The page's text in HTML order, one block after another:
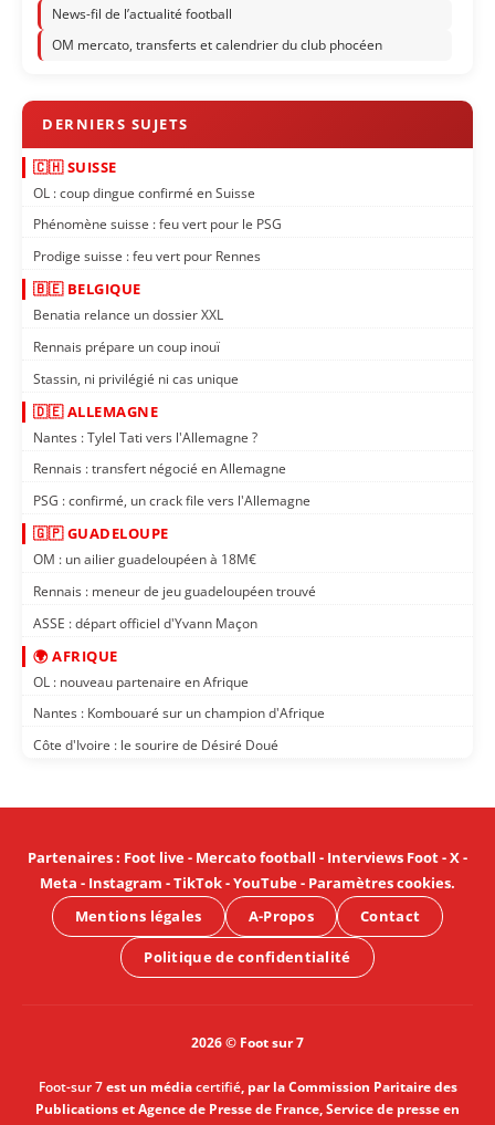
News-fil de l’actualité football
OM mercato, transferts et calendrier du club phocéen
🇨🇭 SUISSE
OL : coup dingue confirmé en Suisse
Phénomène suisse : feu vert pour le PSG
Prodige suisse : feu vert pour Rennes
🇧🇪 BELGIQUE
Benatia relance un dossier XXL
Rennais prépare un coup inouï
Stassin, ni privilégié ni cas unique
🇩🇪 ALLEMAGNE
Nantes : Tylel Tati vers l'Allemagne ?
Rennais : transfert négocié en Allemagne
PSG : confirmé, un crack file vers l'Allemagne
🇬🇵 GUADELOUPE
OM : un ailier guadeloupéen à 18M€
Rennais : meneur de jeu guadeloupéen trouvé
ASSE : départ officiel d'Yvann Maçon
🌍 AFRIQUE
OL : nouveau partenaire en Afrique
Nantes : Kombouaré sur un champion d'Afrique
Côte d'Ivoire : le sourire de Désiré Doué
Partenaires: Foot live- Mercato football - Interviews Foot-X-
Meta - Instagram -TikTok-YouTube- Paramètres cookies.
Mentions légales
A-Propos Contact
Politique de confidentialité
2026 © Foot sur 7
Foot-sur 7est un médiacertifié, par la Commission Paritaire des
Publications et Agence de Presse de France, Service de presse en